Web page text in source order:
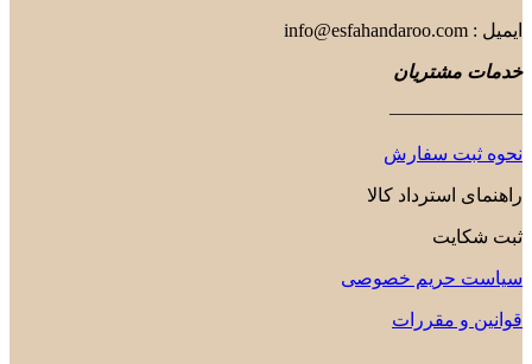
ایمیل : info@esfahandaroo.com
خدمات مشتریان
———————
نحوه ثبت سفارش
راهنمای استرداد کالا
ثبت شکایت
سیاست حریم خصوصی
قوانین و مقررات